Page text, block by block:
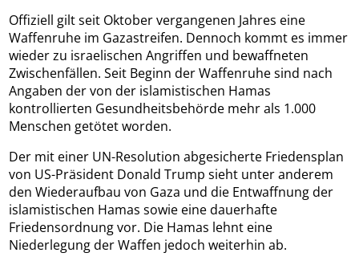
Offiziell gilt seit Oktober vergangenen Jahres eine
Waffenruhe im Gazastreifen. Dennoch kommt es immer
wieder zu israelischen Angriffen und bewaffneten
Zwischenfällen. Seit Beginn der Waffenruhe sind nach
Angaben der von der islamistischen Hamas
kontrollierten Gesundheitsbehörde mehr als 1.000
Menschen getötet worden.
Der mit einer UN-Resolution abgesicherte Friedensplan
von US-Präsident Donald Trump sieht unter anderem
den Wiederaufbau von Gaza und die Entwaffnung der
islamistischen Hamas sowie eine dauerhafte
Friedensordnung vor. Die Hamas lehnt eine
Niederlegung der Waffen jedoch weiterhin ab.